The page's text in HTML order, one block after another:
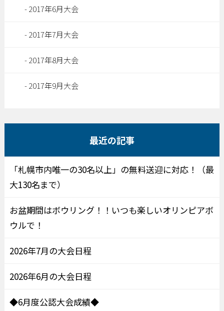
2017年6月大会
2017年7月大会
2017年8月大会
2017年9月大会
最近の記事
「札幌市内唯一の30名以上」の無料送迎に対応！（最
大130名まで）
お盆期間はボウリング！！いつも楽しいオリンピアボ
ウルで！
2026年7月の大会日程
2026年6月の大会日程
◆6月度公認大会成績◆